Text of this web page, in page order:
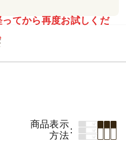
てから再度お試しくだ
商品表示
方法